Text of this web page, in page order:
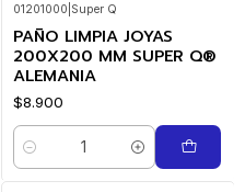
01201000 Super Q
PAÑO LIMPIA JOYAS
200X200 MM SUPER Q®
ALEMANIA
$8.900
Cantidad